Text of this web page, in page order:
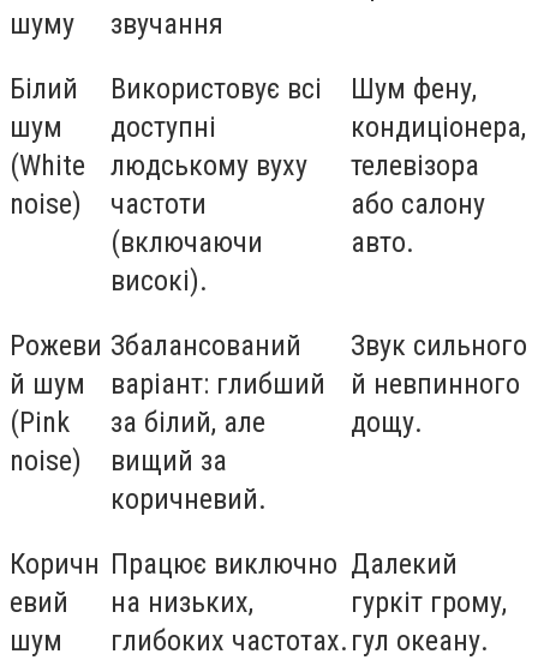
шуму
звучання
Білий
шум
(White
noise)
Використовує всі
доступні
людському вуху
частоти
(включаючи
високі).
Шум фену,
кондиціонера,
телевізора
або салону
авто.
Рожеви
й шум
(Pink
noise)
Збалансований
варіант: глибший
за білий, але
вищий за
коричневий.
Звук сильного
й невпинного
дощу.
Коричн
евий
шум
Працює виключно
на низьких,
глибоких частотах.
Далекий
гуркіт грому,
гул океану.